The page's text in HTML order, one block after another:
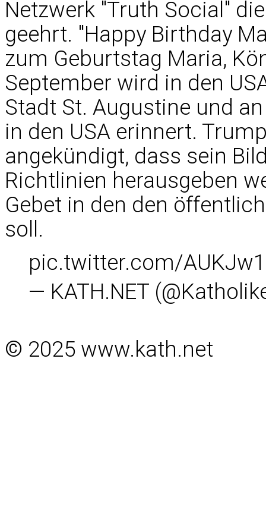
Netzwerk "Truth Social"
geehrt. "Happy Birthday
zum Geburtstag Maria,
September wird in den
Stadt St. Augustine und
in den USA erinnert.
angekündigt, dass sein
Richtlinien herausgeben
Gebet in den den
soll.
pic.twitter.com/
— KATH.NET
© 2025 www.kath.net